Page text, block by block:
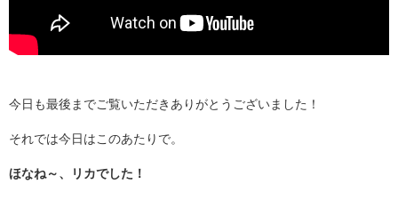
今日も最後までご覧いただきありがとうございました！
それでは今日はこのあたりで。
ほなね～、リカでした！